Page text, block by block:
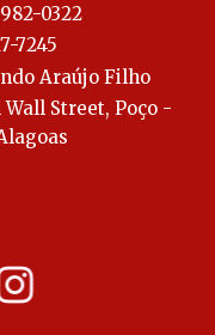
0322
7245
Araújo Filho
Street, Poço -